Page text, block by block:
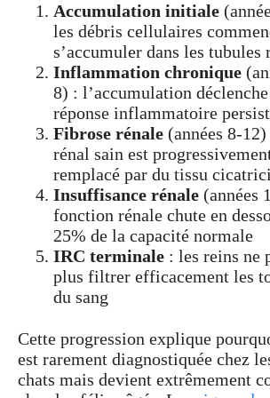
Accumulation initiale
les débris cellulaires
s’accumuler dans les tubules
Inflammation chronique
8) : l’accumulation
réponse inflammatoire
Fibrose rénale (années 8-
rénal sain est
remplacé par du tissu
Insuffisance rénale (années
fonction rénale chute en
25% de la capacité normale
IRC terminale : les reins ne
plus filtrer efficacement les
du sang
Cette progression explique
est rarement diagnostiquée chez
chats mais devient extrêmement